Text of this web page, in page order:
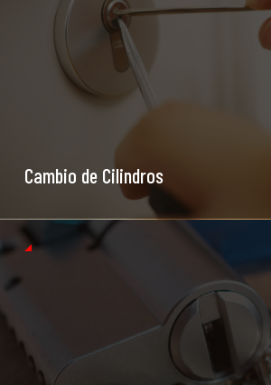
Cambio de Cilindros